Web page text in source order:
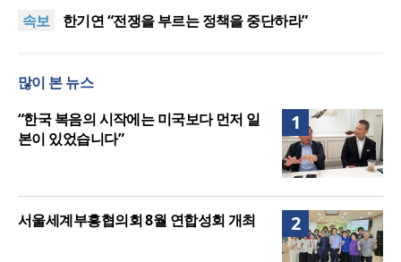
속보
주길”
한기연 “전쟁을 부르는 정책을 중단하라”
성회 위해 협력
“한국 복음의 시작에는 미국보다 먼저 일본이 있었습
“기도로 시작한 스틸 美 대사, 한미동맹의 가교 되어
주길”
많이 본 뉴스
1
“한국 복음의 시작에는 미국보다 먼저 일
본이 있었습니다”
2
서울세계부흥협의회 8월 연합성회 개최